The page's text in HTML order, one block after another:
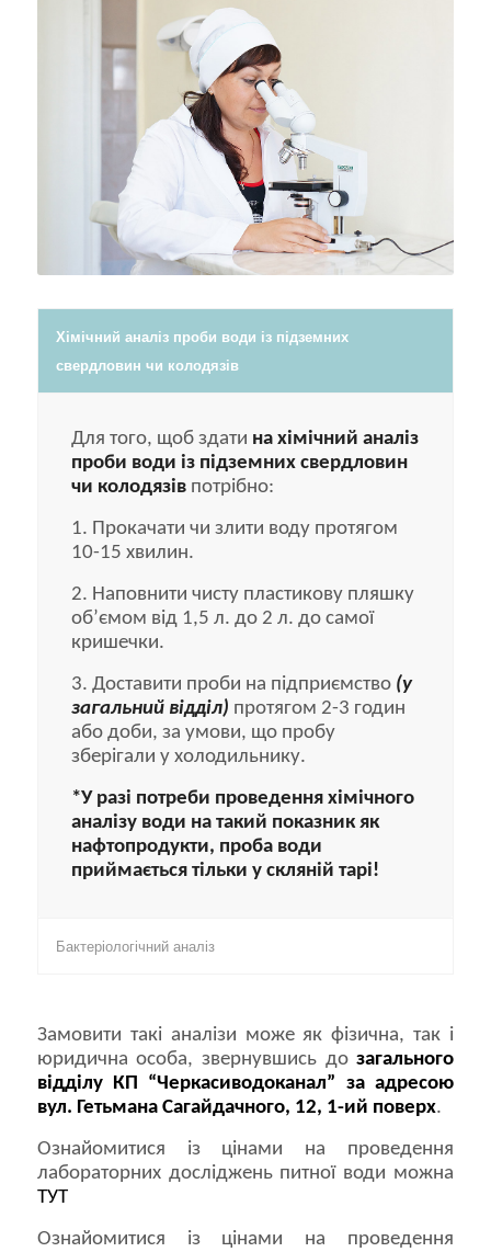
Хімічний аналіз проби води із підземних
свердловин чи колодязів
Для того, щоб здати на хімічний аналіз
проби води із підземних свердловин
чи колодязівпотрібно:
1. Прокачати чи злити воду протягом
10-15 хвилин.
2. Наповнити чисту пластикову пляшку
об’ємом від 1,5 л. до 2 л. до самої
кришечки.
3. Доставити проби на підприємство(у
загальний відділ) протягом 2-3 годин
або доби, за умови, що пробу
зберігали у холодильнику.
*У разі потреби проведення хімічного
аналізу води на такий показник як
нафтопродукти, проба води
приймається тільки у скляній тарі!
Бактеріологічний аналіз
Замовити такі аналізи може як фізична, так і
юридична особа, звернувшись дозагального
відділу КП “Черкасиводоканал” за адресою
вул. Гетьмана Сагайдачного, 12, 1-ий поверх.
Ознайомитися із цінами на проведення
лабораторних досліджень питної води можна
ТУТ
Ознайомитися із цінами на проведення